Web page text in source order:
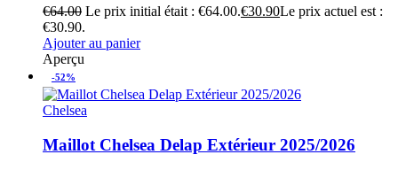
€64.00 Le prix initial était : €64.00.€30.90Le prix actuel est :
€30.90.
Ajouter au panier
Aperçu
-52%
Chelsea
Maillot Chelsea Delap Extérieur 2025/2026